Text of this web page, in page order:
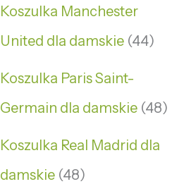
Koszulka Manchester
United dla damskie 44
Koszulka Paris Saint-
Germain dla damskie 48
Koszulka Real Madrid dla
damskie 48